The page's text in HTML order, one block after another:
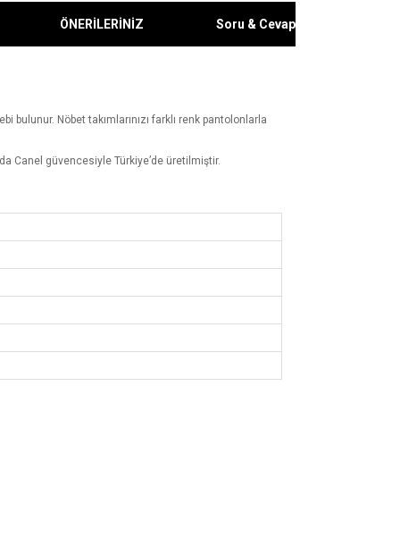
ÖNERİLERİNİZ Soru & Cevap
Nöbet takımlarınızı farklı renk pantolonlarla
Canel güvencesiyle Türkiye’de üretilmiştir.